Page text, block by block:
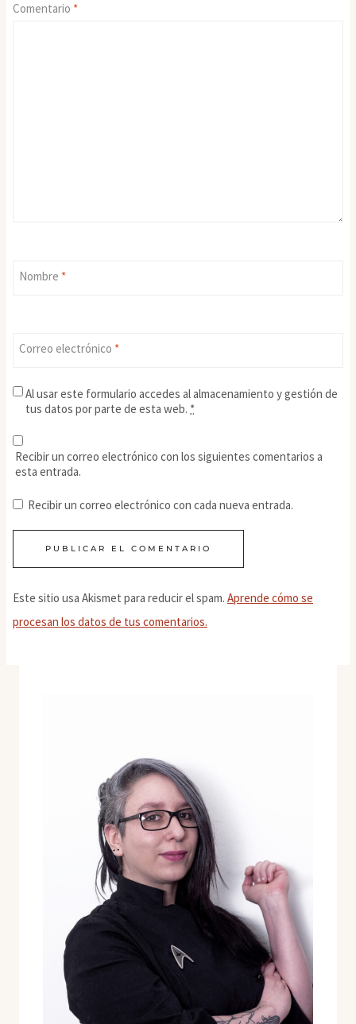
Comentario *
Nombre *
Correo electrónico *
Al usar este formulario accedes al almacenamiento y gestión de
tus datos por parte de esta web. *
Recibir un correo electrónico con los siguientes comentarios a
esta entrada.
Recibir un correo electrónico con cada nueva entrada.
Este sitio usa Akismet para reducir el spam. Aprende cómo se
procesan los datos de tus comentarios.